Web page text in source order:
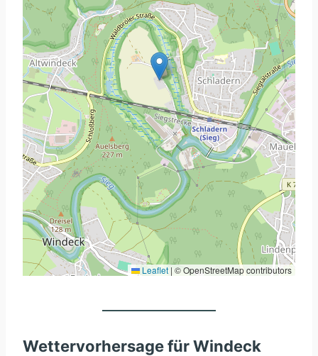
Leaflet | © OpenStreetMap contributors
Wettervorhersage für Windeck